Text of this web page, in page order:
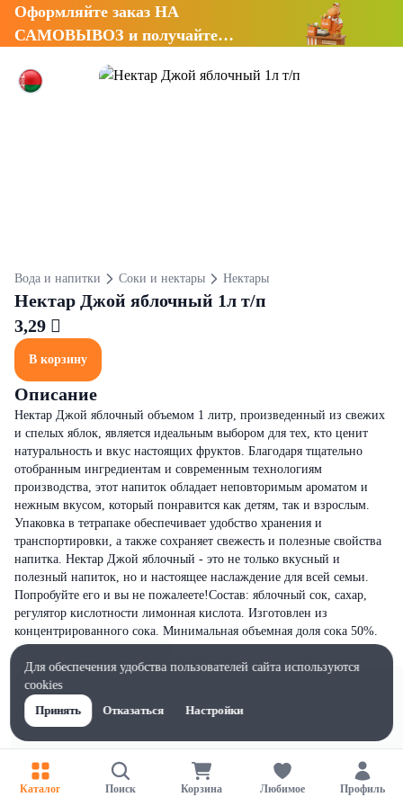
Оформляйте заказ НА
САМОВЫВОЗ и получайте
Вода и напитки Соки и нектары Нектары
Нектар Джой яблочный 1л т/п
3,29 
В корзину
Описание
Нектар Джой яблочный объемом 1 литр, произведенный из свежих
и спелых яблок, является идеальным выбором для тех, кто ценит
натуральность и вкус настоящих фруктов. Благодаря тщательно
отобранным ингредиентам и современным технологиям
производства, этот напиток обладает неповторимым ароматом и
нежным вкусом, который понравится как детям, так и взрослым.
Упаковка в тетрапаке обеспечивает удобство хранения и
транспортировки, а также сохраняет свежесть и полезные свойства
напитка. Нектар Джой яблочный - это не только вкусный и
полезный напиток, но и настоящее наслаждение для всей семьи.
Попробуйте его и вы не пожалеете!Состав: яблочный сок, сахар,
регулятор кислотности лимонная кислота. Изготовлен из
концентрированного сока. Минимальная объемная доля сока 50%.
Каталог Поиск Корзина Любимое Профиль
Для обеспечения удобства пользователей сайта используются
cookies
Принять
Отказаться Настройки